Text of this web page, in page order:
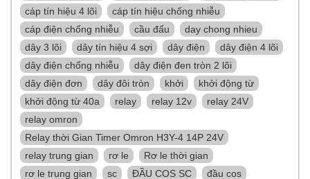
cáp tín hiệu 4 lõi
cáp tín hiệu chống nhiễu
cáp điện chống nhiễu
cầu đấu
day chong nhieu
dây 3 lõi
dây tín hiệu 4 sợi dây điện
dây điện 4 lõi
dây điện chống nhiễu
dây điện đen tròn 2 lõi
dây điện đơn
dây đôi tròn khởi
khởi động từ
khởi động từ 40a
relay relay 12v
relay 24V
relay omron
Relay thời Gian Timer Omron H3Y-4 14P 24V
relay trung gian
rơ le
Rơ le thời gian
rơ le trung gian
sc ĐẦU COS SC
đầu cos